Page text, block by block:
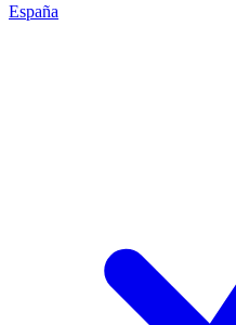
España